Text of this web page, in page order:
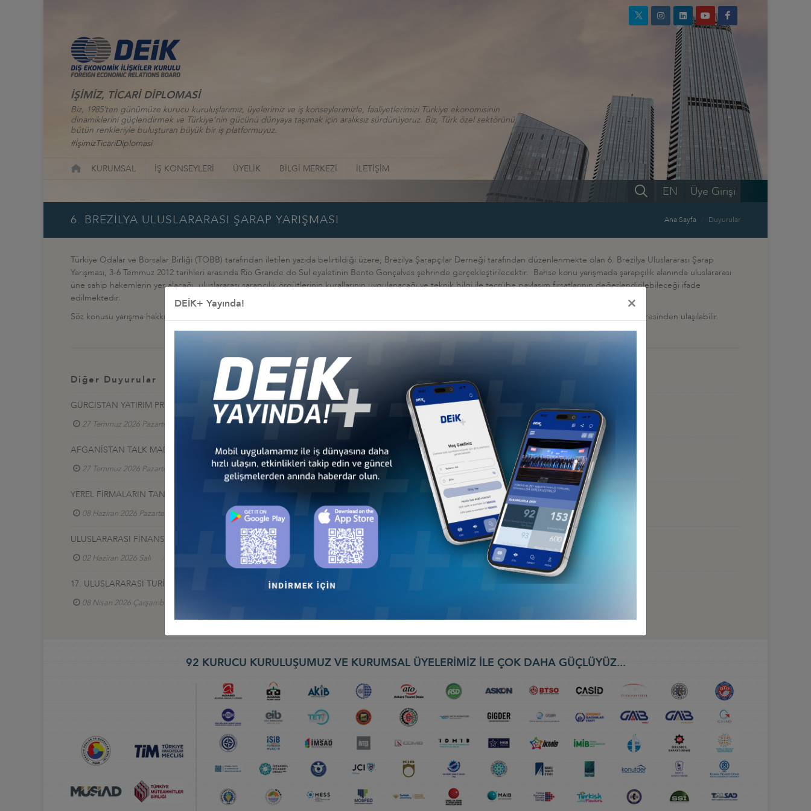
İŞİMİZ, TİCARİ DİPLOMASİ
Biz, 1985’ten günümüze kurucu kuruluşlarımız, üyelerimiz ve iş konseylerimizle, faaliyetlerimizi Türkiye ekonomisinin
dinamiklerini güçlendirmek ve Türkiye’nin gücünü dünyaya taşımak için aralıksız sürdürüyoruz. Biz, Türk özel sektörünü
bütün renkleriyle buluşturan büyük bir iş platformuyuz.
#İşimizTicariDiplomasi
KURUMSAL İŞ KONSEYLERİ ÜYELİK BİLGİ MERKEZİ İLETİŞİM
Üye Girişi
EN
6. BREZİLYA ULUSLARARASI ŞARAP YARIŞMASI Ana Sayfa Duyurular
Türkiye Odalar ve Borsalar Birliği (TOBB) tarafından iletilen yazıda belirtildiği üzere; Brezilya Şarapçılar Derneği tarafından düzenlenmekte olan 6. Brezilya Uluslararası Şarap
Yarışması, 3-6 Temmuz 2012 tarihleri arasında Rio Grande do Sul eyaletinin Bento Gonçalves şehrinde gerçekleştirilecektir. Bahse konu yarışmada şarapçılık alanında uluslararası
üne sahip hakemlerin yer alacağı, uluslararası şarapçılık örgütlerinin kurallarının uygulanacağı ve teknik bilgi ile tecrübe paylaşım fırsatlarının değerlendirilebileceği ifade
edilmektedir.
Söz konusu yarışma hakkında detaylı bilgiye
adresinden ulaşılabilir.
Diğer Duyurular
GÜRCİSTAN YATIRIM PROJELERİ HK.
27 Temmuz 2026 Pazartesi Türkiye - Gürcistan İş Konseyi
AFGANİSTAN TALK MADEN SAHASI GELİŞTİRME İHALESİ HK
27 Temmuz 2026 Pazartesi Türkiye - Afganistan İş Konseyi
YEREL FİRMALARIN TANITIM SERGİSİ, 17-20 HAZİRAN 2026, BAKÜ
08 Haziran 2026 Pazartesi Türkiye - Azerbaycan İş Konseyi
ULUSLARARASI FİNANS VE BANKACILIK ZİRVESİ 2026: TÜRK DEVLETLERİNİN KÜRESELFİNANSAL ENTEGRASYONU, 9-10 HAZİRAN 2026, BAKÜ
02 Haziran 2026 Salı Türkiye - Azerbaycan İş Konseyi
17. ULUSLARARASI TURİZM VE OTEL EKİPMANLARI (EBIT 2026) FUARI, 30 NİSAN-2 MAYIS 2026, BATUM
08 Nisan 2026 Çarşamba
92 KURUCU KURULUŞUMUZ VE KURUMSAL ÜYELERİMİZ İLE ÇOK DAHA GÜÇLÜYÜZ...
DEİK+ Yayında! ×